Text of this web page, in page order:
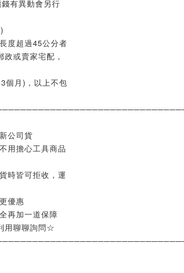
有異動會另行
度超過45公分者
或賣家宅配，
個月)，以上不包
公司貨
用擔心工具商品
時皆可拒收，運
優惠
再加一道保障
用聊聊詢問☆